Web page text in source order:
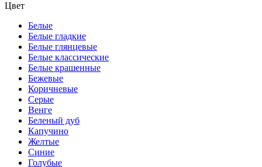
Цвет
Белые
Белые гладкие
Белые глянцевые
Белые классические
Белые крашенные
Бежевые
Коричневые
Серые
Венге
Беленый дуб
Капучино
Желтые
Синие
Голубые